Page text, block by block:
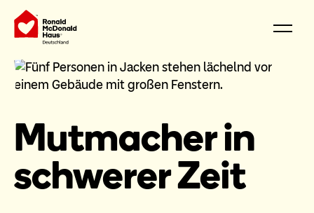
Mutmacher in
schwerer Zeit